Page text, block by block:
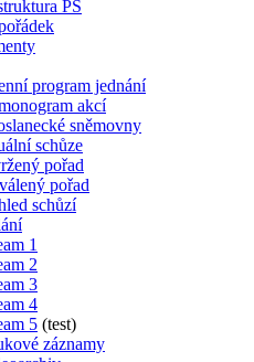
PS
program jednání
akcí
sněmovny
schůze
pořad
pořad
schůzí
1
2
3
4
5 (test)
záznamy